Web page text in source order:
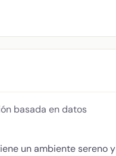
basada en datos
un ambiente sereno y